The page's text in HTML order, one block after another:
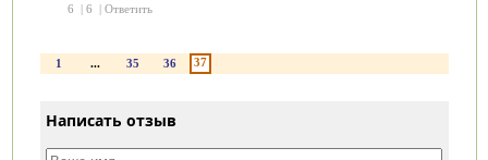
6
| 6 | Ответить
1 ... 35 36 37
Написать отзыв